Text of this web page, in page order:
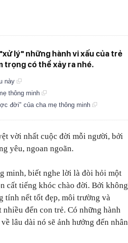
lý" những hành vi xấu của trẻ
trọng có thể xảy ra nhé.
này
thông minh
đời" của cha mẹ thông minh
vời nhất cuộc đời mỗi người, bởi
yêu, ngoan ngoãn.
minh, biết nghe lời là đòi hỏi một
cất tiếng khóc chào đời. Bởi không
tính nết tốt đẹp, môi trường và
đến con trẻ. Có những hành
lâu dài nó sẽ ảnh hưởng đến nhân